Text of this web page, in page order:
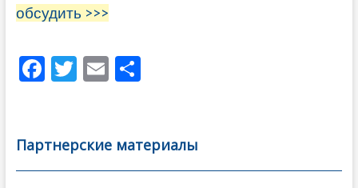
обсудить >>>
F
b
o
T
er
E
l
О
а
в
Партнерские материалы